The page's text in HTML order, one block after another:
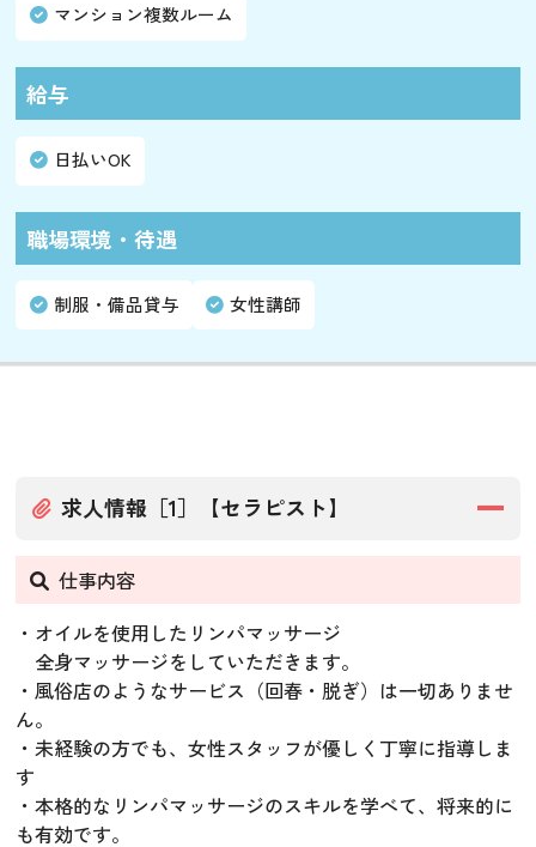
マンション複数ルーム
給与
日払いOK
職場環境・待遇
制服・備品貸与 女性講師
求人情報［1］【セラピスト】
仕事内容
・オイルを使用したリンパマッサージ
全身マッサージをしていただきます。
・風俗店のようなサービス（回春・脱ぎ）は一切ありませ
ん。
・未経験の方でも、女性スタッフが優しく丁寧に指導しま
す
・本格的なリンパマッサージのスキルを学べて、将来的に
も有効です。